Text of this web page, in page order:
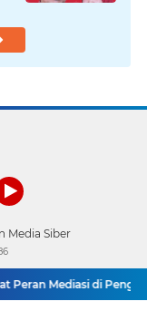
Media Siber
Mediasi di